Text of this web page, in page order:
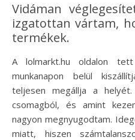
Vidáman
izgatottan vártam,
termékek.
A lolmarkt.hu oldalon
munkanapon belül
teljesen megállja a
csomagból, és amint
nagyon megnyugodtam.
miatt, hiszen